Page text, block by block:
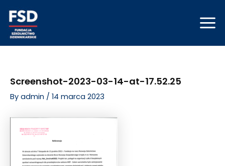
content
Screenshot-2023-03-14-at-17.52.25
By admin / 14 marca 2023
navigation